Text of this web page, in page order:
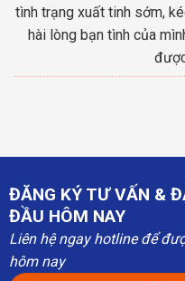
tình trạng xuất tinh sớm,
hài lòng bạn tình của
ĐĂNG KÝ TƯ VẤN &
ĐẦU HÔM NAY
Liên hệ ngay hotline để
hôm nay